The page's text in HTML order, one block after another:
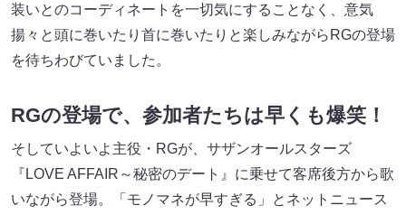
装いとのコーディネートを一切気にすることなく、意気
揚々と頭に巻いたり首に巻いたりと楽しみながらRGの登場
を待ちわびていました。
RGの登場で、参加者たちは早くも爆笑！
そしていよいよ主役・RGが、サザンオールスターズ
『LOVE AFFAIR～秘密のデート』に乗せて客席後方から歌
いながら登場。「モノマネが早すぎる」とネットニュース